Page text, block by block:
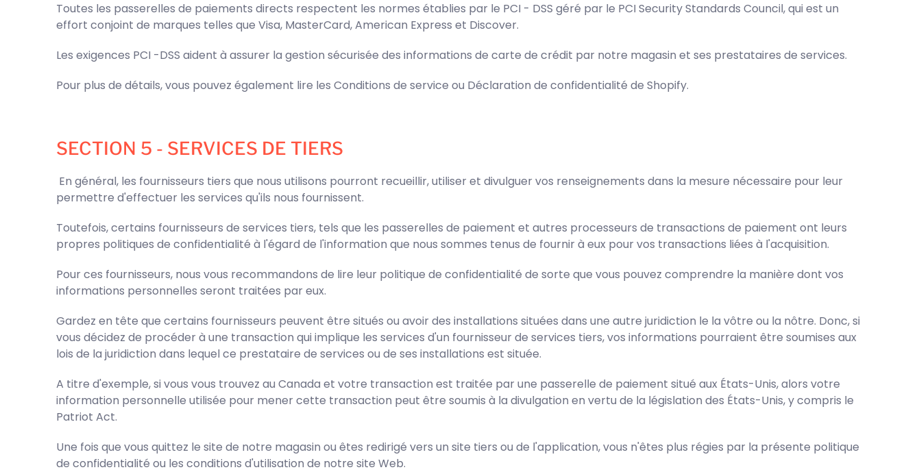
Toutes les passerelles de paiements directs respectent les normes établies par le PCI - DSS géré par le PCI Security Standards Council, qui est un
effort conjoint de marques telles que Visa, MasterCard, American Express et Discover.
Les exigences PCI -DSS aident à assurer la gestion sécurisée des informations de carte de crédit par notre magasin et ses prestataires de services.
Pour plus de détails, vous pouvez également lire les Conditions de service ou Déclaration de confidentialité de Shopify.
SECTION 5 - SERVICES DE TIERS
En général, les fournisseurs tiers que nous utilisons pourront recueillir, utiliser et divulguer vos renseignements dans la mesure nécessaire pour leur
permettre d'effectuer les services qu'ils nous fournissent.
Toutefois, certains fournisseurs de services tiers, tels que les passerelles de paiement et autres processeurs de transactions de paiement ont leurs
propres politiques de confidentialité à l'égard de l'information que nous sommes tenus de fournir à eux pour vos transactions liées à l'acquisition.
Pour ces fournisseurs, nous vous recommandons de lire leur politique de confidentialité de sorte que vous pouvez comprendre la manière dont vos
informations personnelles seront traitées par eux.
Gardez en tête que certains fournisseurs peuvent être situés ou avoir des installations situées dans une autre juridiction le la vôtre ou la nôtre. Donc, si
vous décidez de procéder à une transaction qui implique les services d'un fournisseur de services tiers, vos informations pourraient être soumises aux
lois de la juridiction dans lequel ce prestataire de services ou de ses installations est située.
A titre d'exemple, si vous vous trouvez au Canada et votre transaction est traitée par une passerelle de paiement situé aux États-Unis, alors votre
information personnelle utilisée pour mener cette transaction peut être soumis à la divulgation en vertu de la législation des États-Unis, y compris le
Patriot Act.
Une fois que vous quittez le site de notre magasin ou êtes redirigé vers un site tiers ou de l'application, vous n'êtes plus régies par la présente politique
de confidentialité ou les conditions d'utilisation de notre site Web.